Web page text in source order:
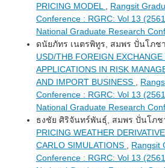
PRICING MODEL
Rangsit
Conference : RGRC: Vol 13
National Graduate Research
ดนัยภัทร เนตรพิทูร, สมพร ปั่นโภชา
USD/THB FOREIGN
APPLICATIONS IN RISK
AND IMPORT BUSINESS
Conference : RGRC: Vol 13
National Graduate Research
ธงชัย ศิริจันทร์พันธุ์, สมพร ปั่นโภชา
PRICING WEATHER
CARLO SIMULATIONS
Rangsit
Conference : RGRC: Vol 13